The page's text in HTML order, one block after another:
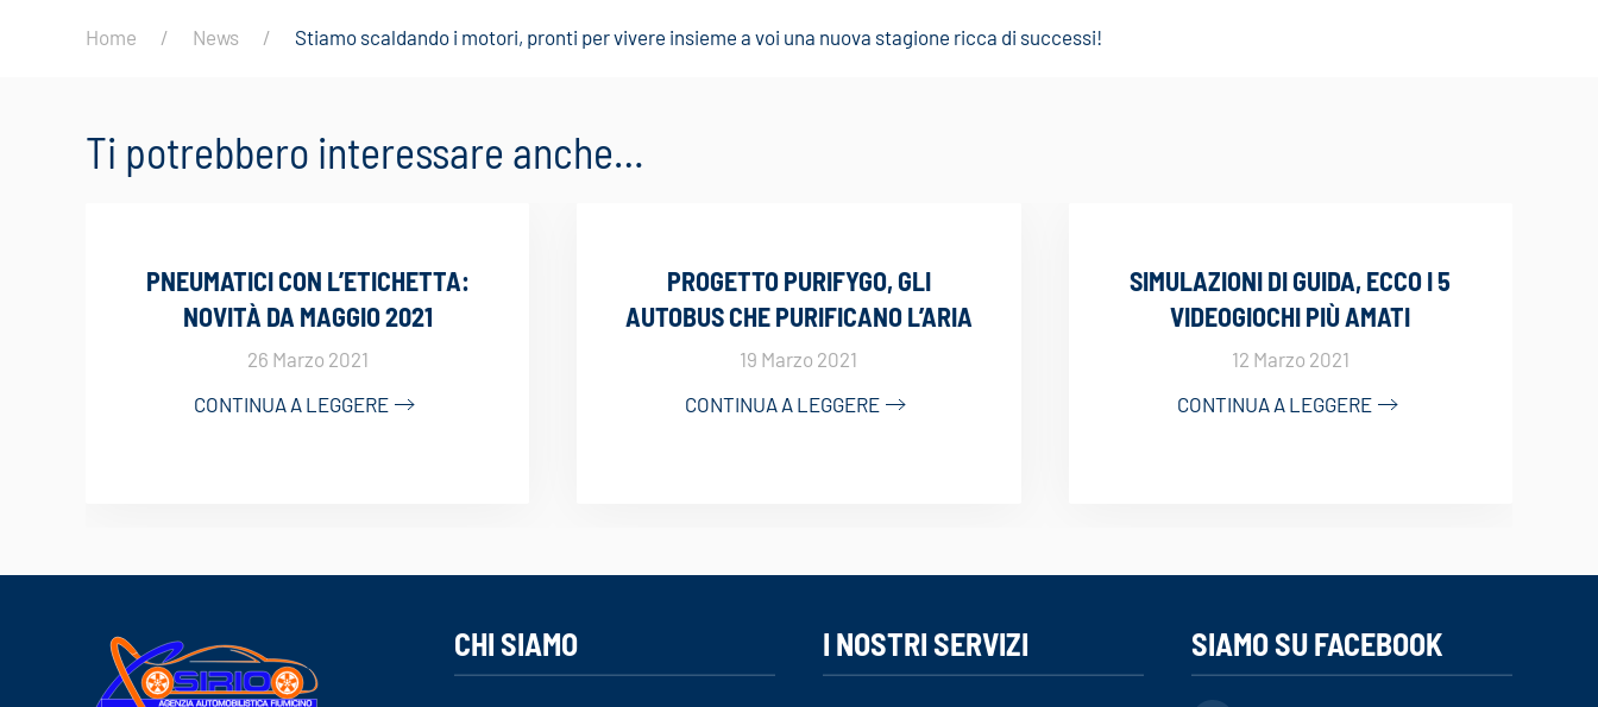
Home News Stiamo scaldando i motori, pronti per vivere insieme a voi una nuova stagione ricca di successi!
Ti potrebbero interessare anche…
PNEUMATICI CON L’ETICHETTA:
NOVITÀ DA MAGGIO 2021
26 Marzo 2021
CONTINUA A LEGGERE
PROGETTO PURIFYGO, GLI
AUTOBUS CHE PURIFICANO L’ARIA
19 Marzo 2021
CONTINUA A LEGGERE
SIMULAZIONI DI GUIDA, ECCO I 5
VIDEOGIOCHI PIÙ AMATI
12 Marzo 2021
CONTINUA A LEGGERE
CHI SIAMO I NOSTRI SERVIZI SIAMO SU FACEBOOK